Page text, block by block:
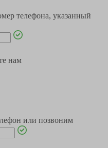
телефона, указанный
нам
или позвоним